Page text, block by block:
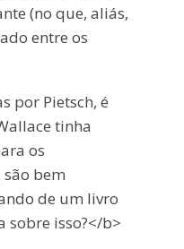
(no que, aliás,
entre os
por Pietsch, é
tinha
os
bem
de um livro
sobre isso?</b>